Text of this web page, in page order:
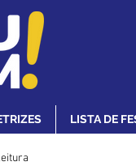
LISTA DE